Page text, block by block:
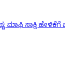
ಮಾಫಿ ಸಾಕ್ಷಿ